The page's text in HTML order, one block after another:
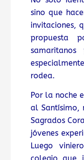
sino que
invitaciones,
propuesta
rodea.
Por la noche
al Santísimo,
Sagrados
jóvenes
Luego